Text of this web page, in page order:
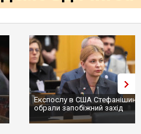
Експослу в США
обрали запобіжний захід